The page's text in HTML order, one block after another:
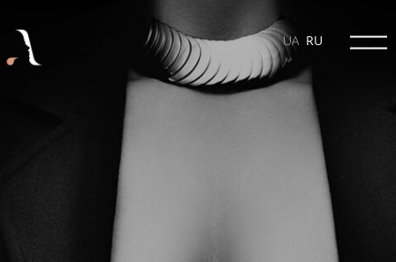
RU
UA